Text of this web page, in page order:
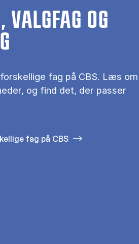
VALG­FAG OG
fag på CBS. Læs om
og find det, der pas­ser
fag på CBS